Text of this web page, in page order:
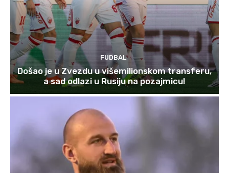
FUDBAL
Došao je u Zvezdu u višemilionskom transferu,
a sad odlazi u Rusiju na pozajmicu!